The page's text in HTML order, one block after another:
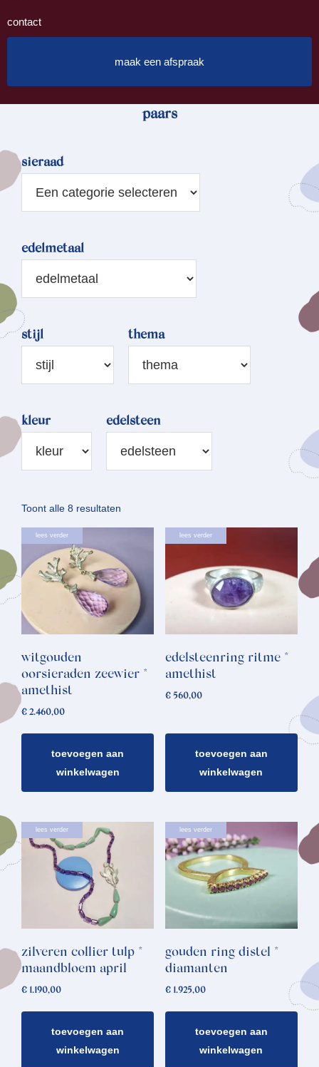
contact
maak een afspraak
paars
sieraad
edelmetaal
stijl thema
kleur edelsteen
Toont alle 8 resultaten
op
lees verder
witgouden
oorsieraden zeewier *
amethist
€ 2.460,00
toevoegen aan
winkelwagen
lees verder
edelsteenring ritme *
amethist
€560,00
toevoegen aan
winkelwagen
lees verder
zilveren collier tulp *
maandbloem april
€ 1.190,00
toevoegen aan
winkelwagen
lees verder
gouden ring distel *
diamanten
€1.925,00
toevoegen aan
winkelwagen